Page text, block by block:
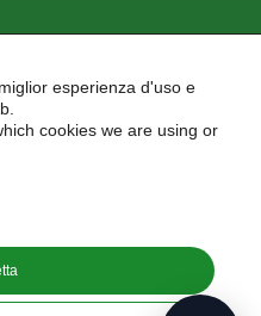
sociale 10.000€ i.v.
esperienza d'uso e
cookies we are using or